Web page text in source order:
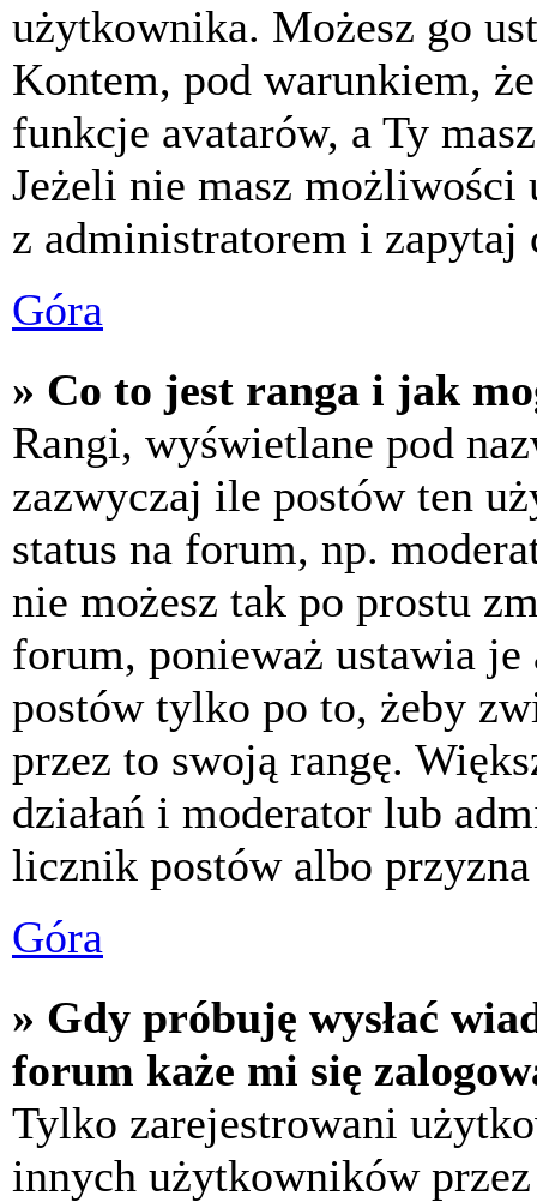
użytkownika. Możesz go
Kontem, pod warunkiem,
funkcje avatarów, a Ty
Jeżeli nie masz możliwości
z administratorem i zapytaj
Góra
» Co to jest ranga i jak
Rangi, wyświetlane pod
zazwyczaj ile postów ten
status na forum, np.
nie możesz tak po prostu
forum, ponieważ ustawia
postów tylko po to, żeby
przez to swoją rangę.
działań i moderator lub
licznik postów albo
Góra
» Gdy próbuję wysłać
forum każe mi się
Tylko zarejestrowani
innych użytkowników